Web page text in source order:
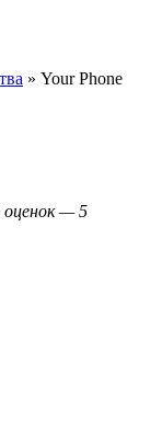
» Your Phone
оценок — 5